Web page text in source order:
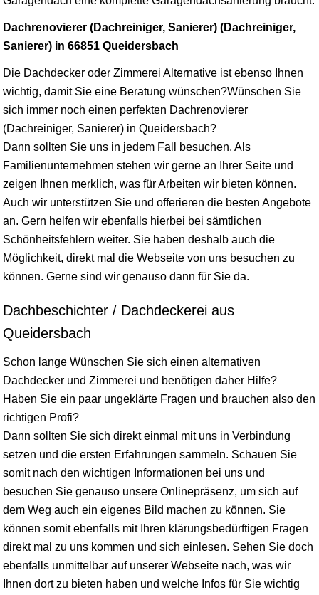
Dachrenovierer (Dachreiniger, Sanierer) (Dachreiniger,
Sanierer) in 66851 Queidersbach
Die Dachdecker oder Zimmerei Alternative ist ebenso Ihnen
wichtig, damit Sie eine Beratung wünschen?Wünschen Sie
sich immer noch einen perfekten Dachrenovierer
(Dachreiniger, Sanierer) in Queidersbach?
Dann sollten Sie uns in jedem Fall besuchen. Als
Familienunternehmen stehen wir gerne an Ihrer Seite und
zeigen Ihnen merklich, was für Arbeiten wir bieten können.
Auch wir unterstützen Sie und offerieren die besten Angebote
an. Gern helfen wir ebenfalls hierbei bei sämtlichen
Schönheitsfehlern weiter. Sie haben deshalb auch die
Möglichkeit, direkt mal die Webseite von uns besuchen zu
können. Gerne sind wir genauso dann für Sie da.
Dachbeschichter / Dachdeckerei aus
Queidersbach
Schon lange Wünschen Sie sich einen alternativen
Dachdecker und Zimmerei und benötigen daher Hilfe?
Haben Sie ein paar ungeklärte Fragen und brauchen also den
richtigen Profi?
Dann sollten Sie sich direkt einmal mit uns in Verbindung
setzen und die ersten Erfahrungen sammeln. Schauen Sie
somit nach den wichtigen Informationen bei uns und
besuchen Sie genauso unsere Onlinepräsenz, um sich auf
dem Weg auch ein eigenes Bild machen zu können. Sie
können somit ebenfalls mit Ihren klärungsbedürftigen Fragen
direkt mal zu uns kommen und sich einlesen. Sehen Sie doch
ebenfalls unmittelbar auf unserer Webseite nach, was wir
Ihnen dort zu bieten haben und welche Infos für Sie wichtig